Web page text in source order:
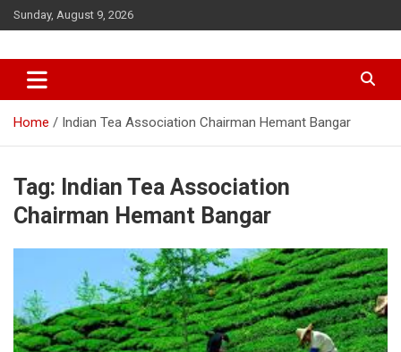
Skip
to
Sunday, August 9, 2026
Home Indian Tea Association Chairman Hemant Bangar
Tag: Indian Tea Association
Chairman Hemant Bangar